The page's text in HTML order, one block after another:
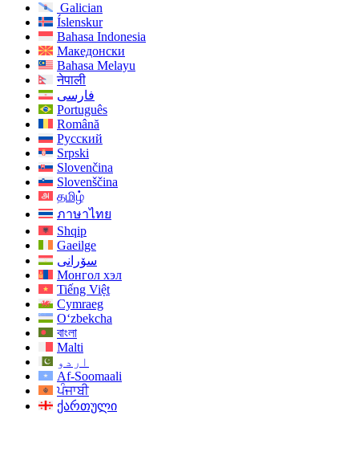
Galician
Íslenskur
Bahasa Indonesia
Македонски
Bahasa Melayu
नेपाली
فارسی
Português
Română
Русский
Srpski
Slovenčina
Slovenščina
தமிழ்
ภาษาไทย
Shqip
Gaeilge
سۆرانی
Монгол хэл
Tiếng Việt
Cymraeg
O‘zbekcha
বাংলা
Malti
اردو
Af-Soomaali
ਪੰਜਾਬੀ
ქართული